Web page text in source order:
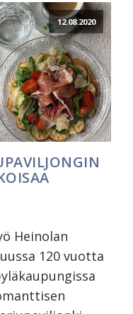
12.08.2020
Heinolan
120 vuotta